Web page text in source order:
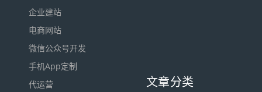
企业建站
电商网站
微信公众号开发
手机App定制
代运营
文章分类